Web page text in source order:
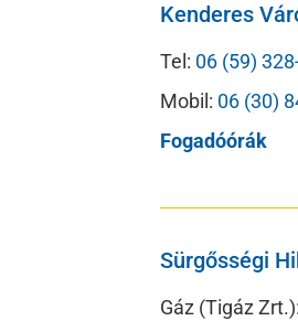
Kenderes
Tel: 06 (59)
Mobil: 06 (30)
Fogadóórák
Sürgősségi
Gáz (Tigáz